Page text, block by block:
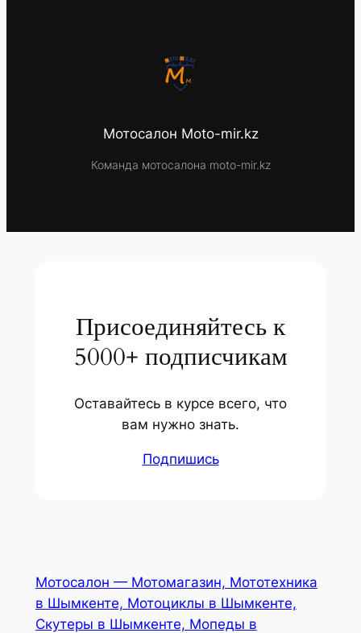
Мотосалон Moto-mir.kz
Команда мотосалона moto-mir.kz
Присоединяйтесь к
5000+ подписчикам
Оставайтесь в курсе всего, что
вам нужно знать.
Подпишись
Мотосалон — Мотомагазин, Мототехника
в Шымкенте, Мотоциклы в Шымкенте,
Скутеры в Шымкенте, Мопеды в